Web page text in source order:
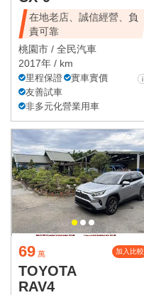
在地老店、誠信經營、負
責可靠
桃園市 / 全民汽車
2017年 / km
里程保證
實車實價
友善試車
非多元化營業用車
69 萬 加入比較
TOYOTA
RAV4